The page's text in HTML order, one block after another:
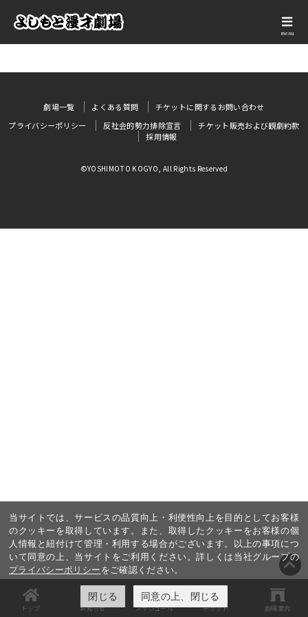
menu
トップ お知らせ スケジュール チケット 劇場案内
当サイトでは、サービスの品質向上・利便性向上を目的としてお客様
のクッキーを取得しています。また、取得したクッキーをお客様の個
人情報と紐付けて管理・利用する場合がございます。以上の事項につ
いて同意の上、当サイトをご利用ください。詳しくは当社グループの
プライバシーポリシーをご確認ください。
閉じる 同意の上、閉じる
劇場一覧 よくある質問
チケットに関するお問い合わせ
プライバシーポリシー
反社会的勢力排除宣言
チケット販売および観劇約款
採用情報
©YOSHIMOTO KOGYO, All Rights Reserved